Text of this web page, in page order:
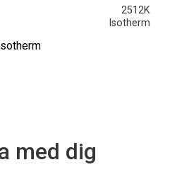
2512K
Isotherm
med dig